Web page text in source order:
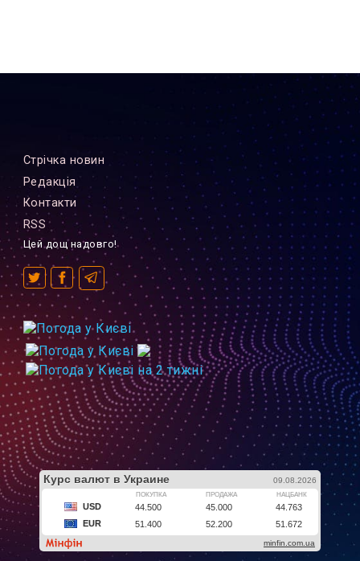
Стрiчка новин
Редакцiя
Контакти
RSS
Цей дощ надовго!